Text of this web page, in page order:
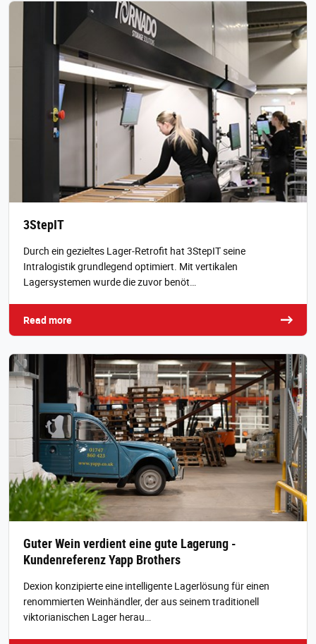
3StepIT
Durch ein gezieltes Lager‑Retrofit hat 3StepIT seine
Intralogistik grundlegend optimiert. Mit vertikalen
Lagersystemen wurde die zuvor benöt…
Read more
Guter Wein verdient eine gute Lagerung -
Kundenreferenz Yapp Brothers
Dexion konzipierte eine intelligente Lagerlösung für einen
renommierten Weinhändler, der aus seinem traditionell
viktorianischen Lager herau…